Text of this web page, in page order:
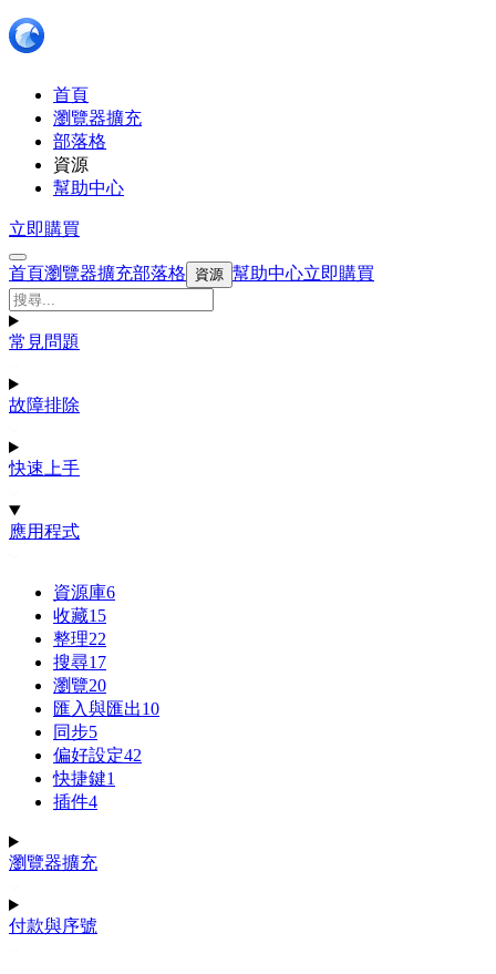
首頁
瀏覽器擴充
部落格
資源
幫助中心
立即購買
首頁瀏覽器擴充部落格 資源 幫助中心立即購買
常見問題
故障排除
快速上手
應用程式
資源庫6
收藏15
整理22
搜尋17
瀏覽20
匯入與匯出10
同步5
偏好設定42
快捷鍵1
插件4
瀏覽器擴充
付款與序號